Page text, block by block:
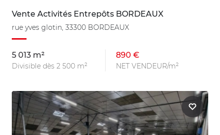
Vente Activités Entrepôts BORDEAUX
rue yves glotin, 33300 BORDEAUX
5 013 m²
Divisible dès 2 500 m²
890 €
NET VENDEUR/m²